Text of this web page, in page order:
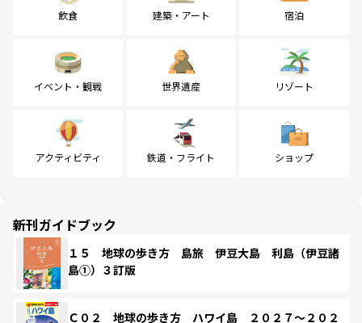
飲食 建築・アート 宿泊
イベント・観戦 世界遺産 リゾート
アクティビティ 鉄道・フライト ショップ
新刊ガイドブック
１５ 地球の歩き方 島旅 伊豆大島 利島（伊豆諸
島①）３訂版
Ｃ０２ 地球の歩き方 ハワイ島 ２０２７～２０２